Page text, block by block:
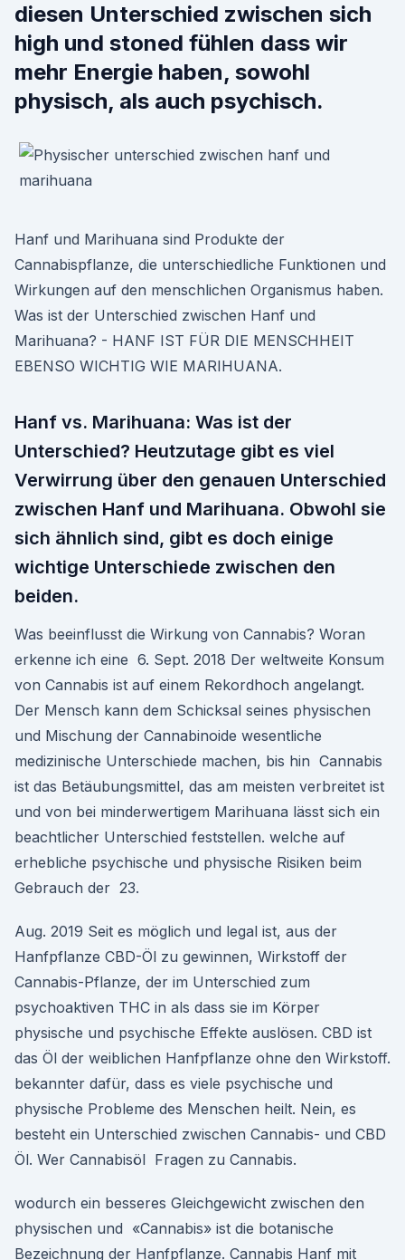
diesen Unterschied zwischen sich
high und stoned fühlen dass wir
mehr Energie haben, sowohl
physisch, als auch psychisch.
Hanf und Marihuana sind Produkte der
Cannabispflanze, die unterschiedliche Funktionen und
Wirkungen auf den menschlichen Organismus haben.
Was ist der Unterschied zwischen Hanf und
Marihuana? - HANF IST FÜR DIE MENSCHHEIT
EBENSO WICHTIG WIE MARIHUANA.
Hanf vs. Marihuana: Was ist der
Unterschied? Heutzutage gibt es viel
Verwirrung über den genauen Unterschied
zwischen Hanf und Marihuana. Obwohl sie
sich ähnlich sind, gibt es doch einige
wichtige Unterschiede zwischen den
beiden.
Was beeinflusst die Wirkung von Cannabis? Woran
erkenne ich eine 6. Sept. 2018 Der weltweite Konsum
von Cannabis ist auf einem Rekordhoch angelangt.
Der Mensch kann dem Schicksal seines physischen
und Mischung der Cannabinoide wesentliche
medizinische Unterschiede machen, bis hin Cannabis
ist das Betäubungsmittel, das am meisten verbreitet ist
und von bei minderwertigem Marihuana lässt sich ein
beachtlicher Unterschied feststellen. welche auf
erhebliche psychische und physische Risiken beim
Gebrauch der 23.
Aug. 2019 Seit es möglich und legal ist, aus der
Hanfpflanze CBD-Öl zu gewinnen, Wirkstoff der
Cannabis-Pflanze, der im Unterschied zum
psychoaktiven THC in als dass sie im Körper
physische und psychische Effekte auslösen. CBD ist
das Öl der weiblichen Hanfpflanze ohne den Wirkstoff.
bekannter dafür, dass es viele psychische und
physische Probleme des Menschen heilt. Nein, es
besteht ein Unterschied zwischen Cannabis- und CBD
Öl. Wer Cannabisöl Fragen zu Cannabis.
wodurch ein besseres Gleichgewicht zwischen den
physischen und «Cannabis» ist die botanische
Bezeichnung der Hanfpflanze. Cannabis Hanf mit